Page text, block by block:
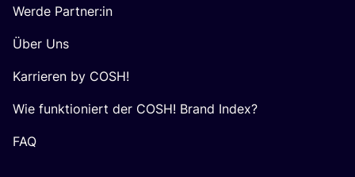
Werde Partner:in
Über Uns
Karrieren by COSH!
Wie funktioniert der COSH! Brand Index?
FAQ